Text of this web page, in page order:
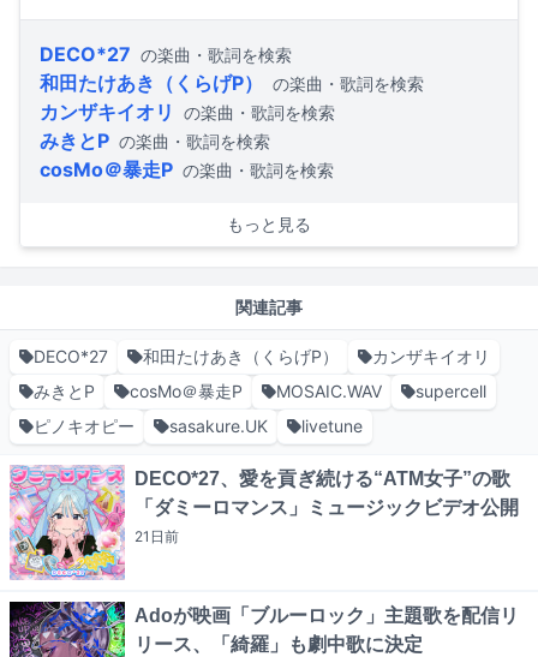
DECO*27 の楽曲・歌詞を検索
和田たけあき（くらげP） の楽曲・歌詞を検索
カンザキイオリ の楽曲・歌詞を検索
みきとP の楽曲・歌詞を検索
cosMo＠暴走P の楽曲・歌詞を検索
もっと見る
関連記事
DECO*27 和田たけあき（くらげP）
カンザキイオリ
みきとP
cosMo＠暴走P MOSAIC.WAV
supercell
ピノキオピー
sasakure.UK livetune
DECO*27、愛を貢ぎ続ける“ATM女子”の歌
「ダミーロマンス」ミュージックビデオ公開
21日前
Adoが映画「ブルーロック」主題歌を配信リ
リース、「綺羅」も劇中歌に決定